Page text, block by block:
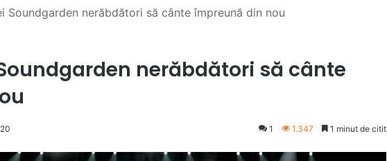
Soundgarden nerăbdători să cânte împreună din nou
nerăbdători să cânte
1 1.347 1 minut de citit